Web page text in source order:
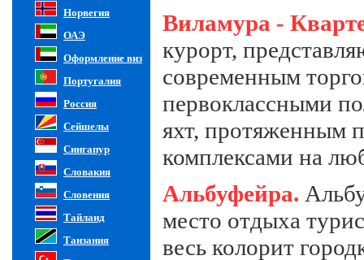
Норвегия
ОАЭ
Оформление виз
Португалия
Россия
Сейшелы
Сингапур
Словакия
Словения
Тайланд
Танзания
Виламура -
курорт,
современным
первоклассными
яхт, протяженным
комплексами на
Альбуфейра.
место отдыха
весь колорит